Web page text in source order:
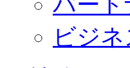
ビジ